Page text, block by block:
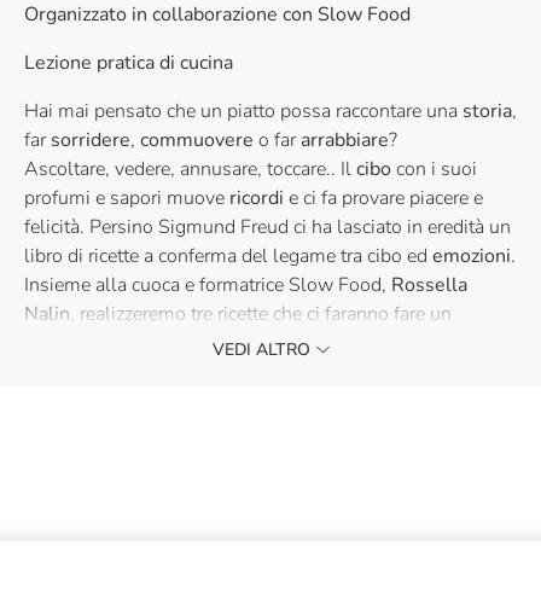
Organizzato in collaborazione con Slow Food
Lezione pratica di cucina
Hai mai pensato che un piatto possa raccontare una storia,
farsorridere, commuovere o fararrabbiare?
Ascoltare, vedere, annusare, toccare.. Ilcibocon i suoi
profumi e sapori muove ricordi e ci fa provare piacere e
felicità. Persino Sigmund Freud ci ha lasciato in eredità un
libro di ricette a conferma del legame tra cibo ed emozioni.
Insieme alla cuoca e formatrice Slow Food, Rossella
Nalin, realizzeremo tre ricette che ci faranno fare un
nei sentimenti e scopriremo come il cibo possa
VEDI ALTRO